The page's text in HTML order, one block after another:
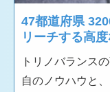
47都道府県
リーチする高
トリノバランス
自のノウハウと